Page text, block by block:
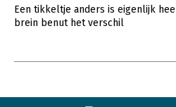
Een tikkeltje anders is eigenlijk
brein benut het verschil